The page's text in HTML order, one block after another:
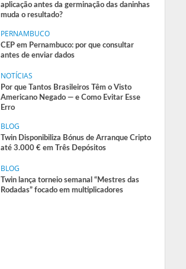
aplicação antes da germinação das daninhas
muda o resultado?
PERNAMBUCO
CEP em Pernambuco: por que consultar
antes de enviar dados
NOTÍCIAS
Por que Tantos Brasileiros Têm o Visto
Americano Negado — e Como Evitar Esse
Erro
BLOG
Twin Disponibiliza Bónus de Arranque Cripto
até 3.000 € em Três Depósitos
BLOG
Twin lança torneio semanal “Mestres das
Rodadas” focado em multiplicadores